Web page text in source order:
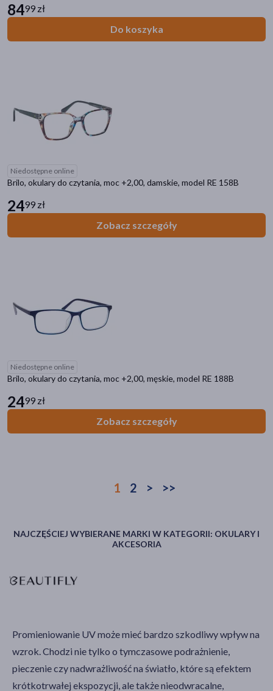
8499 zł
Do koszyka
Niedostępne online
Brilo, okulary do czytania, moc +2,00, damskie, model RE 158B
2499 zł
Zobacz szczegóły
Niedostępne online
Brilo, okulary do czytania, moc +2,00, męskie, model RE 188B
2499 zł
Zobacz szczegóły
1 2 > >>
NAJCZĘŚCIEJ WYBIERANE MARKI W KATEGORII: OKULARY I
AKCESORIA
Promieniowanie UV może mieć bardzo szkodliwy wpływ na
wzrok. Chodzi nie tylko o tymczasowe podrażnienie,
pieczenie czy nadwrażliwość na światło, które są efektem
krótkotrwałej ekspozycji, ale także nieodwracalne,